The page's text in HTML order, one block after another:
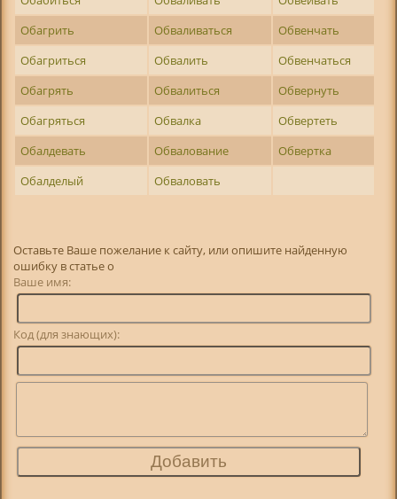
Обагрить
Обваливаться
Обвенчать
Обагриться
Обвалить
Обвенчаться
Обагрять
Обвалиться
Обвернуть
Обагряться
Обвалка
Обвертеть
Обалдевать
Обвалование
Обвертка
Обалделый
Обваловать
Оставьте Ваше пожелание к сайту, или опишите найденную
ошибку в статье о
Ваше имя:
Код (для знающих):